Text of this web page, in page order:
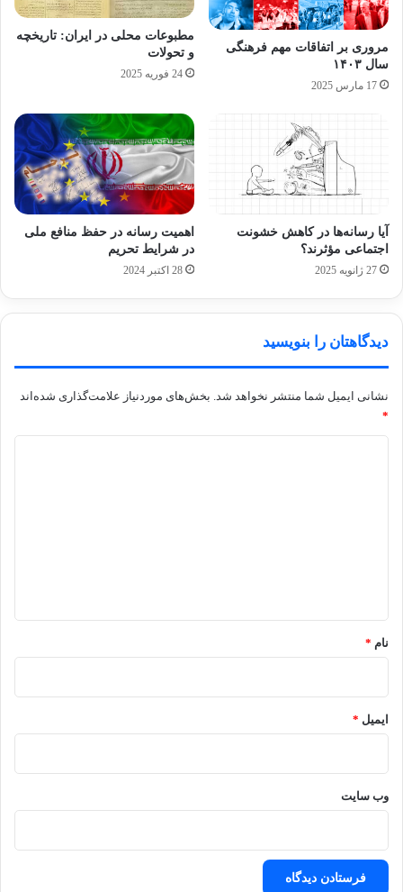
داده و خواستار دسترسی‌های بیشتر آژانس به
سایت‌های هسته‌ای شده.
رد و بدل کردن پیام میان طرف‌های مذاکره‌کننده
تبدیل شده است.
اروپا ایران گروسی
مروری بر اتفاقات مهم فرهنگی
سال ۱۴۰۳
17 مارس 2025
مطبوعات محلی در ایران: تاریخچه
و تحولات
24 فوریه 2025
آیا رسانه‌ها در کاهش خشونت
اجتماعی مؤثرند؟
27 ژانویه 2025
اهمیت رسانه در حفظ منافع ملی
در شرایط تحریم
28 اکتبر 2024
دیدگاهتان را بنویسید
نشانی ایمیل شما منتشر نخواهد شد. بخش‌های موردنیاز علامت‌گذاری شده‌اند
*
نام *
ایمیل *
وب‌ سایت